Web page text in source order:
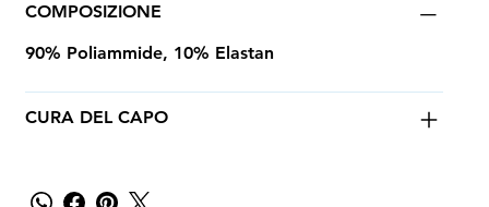
COMPOSIZIONE
90% Poliammide, 10% Elastan
CURA DEL CAPO